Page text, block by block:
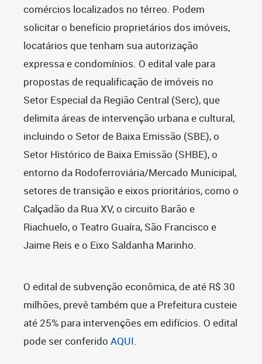
comércios localizados no térreo. Podem
solicitar o benefício proprietários dos imóveis,
locatários que tenham sua autorização
expressa e condomínios. O edital vale para
propostas de requalificação de imóveis no
Setor Especial da Região Central (Serc), que
delimita áreas de intervenção urbana e cultural,
incluindo o Setor de Baixa Emissão (SBE), o
Setor Histórico de Baixa Emissão (SHBE), o
entorno da Rodoferroviária/Mercado Municipal,
setores de transição e eixos prioritários, como o
Calçadão da Rua XV, o circuito Barão e
Riachuelo, o Teatro Guaíra, São Francisco e
Jaime Reis e o Eixo Saldanha Marinho.
O edital de subvenção econômica, de até R$ 30
milhões, prevê também que a Prefeitura custeie
até 25% para intervenções em edifícios. O edital
pode ser conferido AQUI.